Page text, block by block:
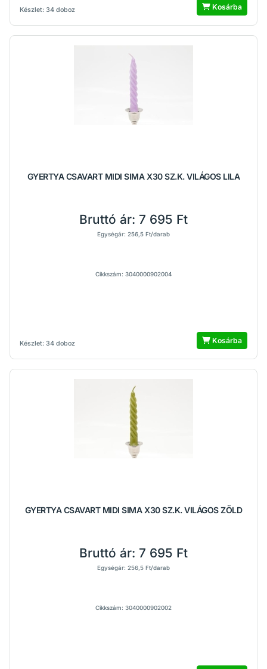
Készlet: 34 doboz Kosárba
GYERTYA CSAVART MIDI SIMA X30 SZ.K. VILÁGOS LILA
Készlet: 34 doboz
Bruttó ár: 7 695 Ft
Egységár: 256,5 Ft/darab
Cikkszám: 3040000902004
Kosárba
GYERTYA CSAVART MIDI SIMA X30 SZ.K. VILÁGOS ZÖLD
Bruttó ár: 7 695 Ft
Egységár: 256,5 Ft/darab
Cikkszám: 3040000902002